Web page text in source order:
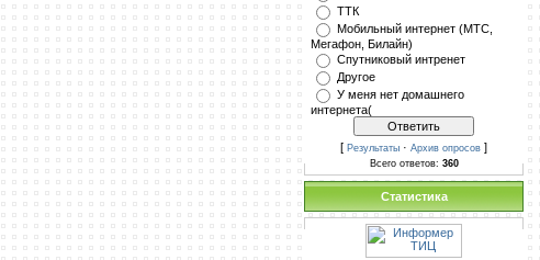
ТТК
Мобильный интернет (МТС,
Мегафон, Билайн)
Спутниковый интренет
Другое
У меня нет домашнего
интернета(
[ Результаты · Архив опросов ]
Всего ответов: 360
Статистика